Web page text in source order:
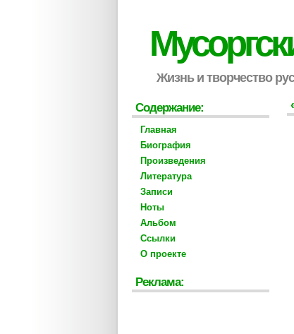
Жизнь и творчество
Содержание:
Главная
Биография
Произведения
Литература
Записи
Ноты
Альбом
Ссылки
О проекте
Реклама: